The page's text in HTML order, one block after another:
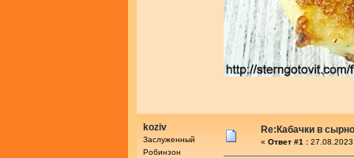
koziv
Заслуженный
Робинзон
Re:Кабачки в
« Ответ #1 :